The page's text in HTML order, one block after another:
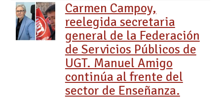
Carmen Campoy,
reelegida secretaria
general de la Federación
de Servicios Públicos de
UGT. Manuel Amigo
continúa al frente del
sector de Enseñanza.